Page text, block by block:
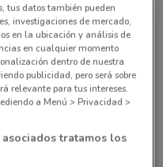
tus datos también pueden
investigaciones de mercado,
en la ubicación y análisis de
en cualquier momento
dentro de nuestra
publicidad, pero será sobre
relevante para tus intereses.
a Menú > Privacidad >
tratamos los